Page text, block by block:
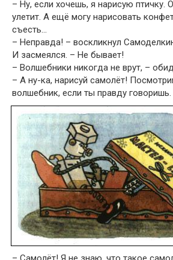
– Ну, если хочешь, я нарисую птичку.
улетит. А ещё могу нарисовать
съесть…
– Неправда! – воскликнул
И засмеялся. – Не бывает!
– Волшебники никогда не врут, –
– А ну-ка, нарисуй самолёт!
волшебник, если ты правду говоришь.